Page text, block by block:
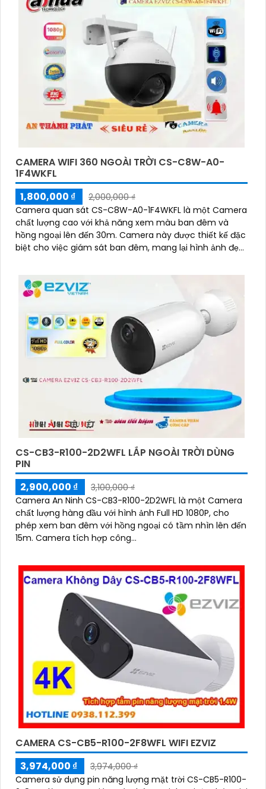
CAMERA WIFI 360 NGOÀI TRỜI CS-C8W-A0-
1F4WKFL
1,800,000 ₫
2,000,000 ₫
Camera quan sát CS-C8W-A0-1F4WKFL là một Camera
chất lượng cao với khả năng xem màu ban đêm và
hồng ngoại lên đến 30m. Camera này được thiết kế đặc
biệt cho việc giám sát ban đêm, mang lại hình ảnh đẹp
CS-CB3-R100-2D2WFL LẮP NGOÀI TRỜI DÙNG
PIN
2,900,000 ₫
3,100,000 ₫
Camera An Ninh CS-CB3-R100-2D2WFL là một Camera
chất lượng hàng đầu với hình ảnh Full HD 1080P, cho
phép xem ban đêm với hồng ngoại có tầm nhìn lên đến
15m. Camera tích hợp công...
CAMERA CS-CB5-R100-2F8WFL WIFI EZVIZ
3,974,000 ₫
3,974,000 ₫
Camera sử dụng pin năng lượng mặt trời CS-CB5-R100-